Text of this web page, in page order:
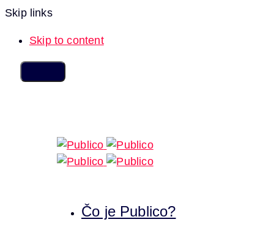
Skip links
Skip to content
Čo je Publico?